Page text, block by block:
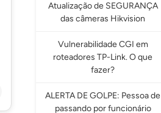
Atualização de SEGURANÇA
das câmeras Hikvision
Vulnerabilidade CGI em
roteadores TP-Link. O que
fazer?
ALERTA DE GOLPE: Pessoa de
passando por funcionário